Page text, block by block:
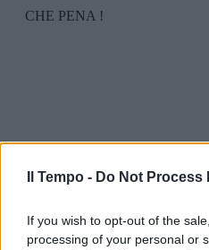
Il Tempo - Do Not Process
If you wish to opt-out of the
processing of your personal or